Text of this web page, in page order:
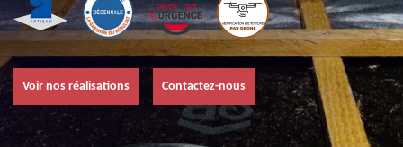
Voir nos réalisations Contactez-nous